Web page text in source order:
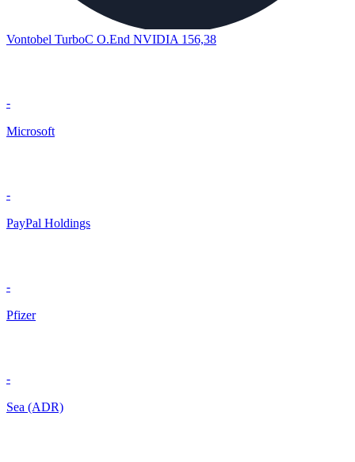
Vontobel TurboC O.End NVIDIA 156,38
-
Microsoft
-
PayPal Holdings
-
Pfizer
-
Sea (ADR)